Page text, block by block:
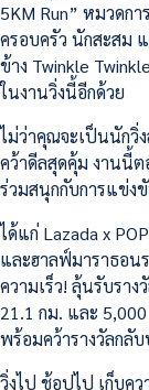
5KM Run” หมวดก
ครอบครัว นักสะสม
ข้าง Twinkle
ในงานวิ่งนี้อีกด้วย
ไม่ว่าคุณจะเป็นนักวิ่
คว้าดีลสุดคุ้ม งานนี้
ร่วมสนุกกับการแข่ง
ได้แก่ Lazada x
และฮาลฟ์มาราธอน
ความเร็ว! ลุ้นรับรา
21.1 กม. และ
พร้อมคว้ารางวัลกลั
วิ่งไป ช้อปไป เก็บค